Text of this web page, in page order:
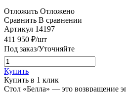
Отложить Отложено
Сравнить В сравнении
Артикул 14197
411 950 ₽/шт
Под заказ/Уточняйте
Купить
Купить в 1 клик
Стол «Белла» — это возвращение